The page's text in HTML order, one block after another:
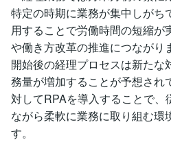
特定の時期に業務が集中しがち
用することで労働時間の短縮が
や働き方改革の推進につながり
開始後の経理プロセスは新たな
務量が増加することが予想され
対してRPAを導入することで、
ながら柔軟に業務に取り組む環
す。